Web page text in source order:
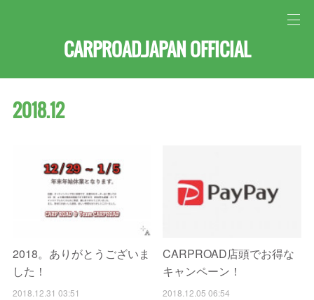
CARPROAD.JAPAN OFFICIAL
2018.12
2018。ありがとうございま
した！
2018.12.31 03:51
CARPROAD店頭でお得な
キャンペーン！
2018.12.05 06:54